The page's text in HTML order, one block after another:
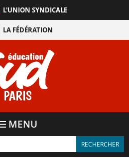
PARIS
L'UNION SYNDICALE
LA FÉDÉRATION
MENU